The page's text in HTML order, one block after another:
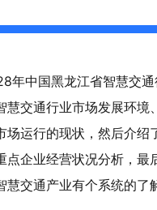
年中国黑龙江省智慧交
慧交通行业市场发展环
场运行的现状，然后介
点企业经营状况分析，
慧交通产业有个系统的